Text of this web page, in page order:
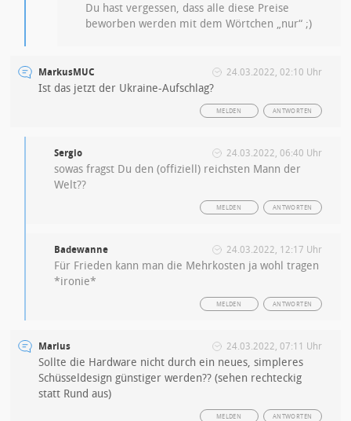
Du hast vergessen, dass alle diese Preise
beworben werden mit dem Wörtchen „nur“ ;)
MarkusMUC 24.03.2022, 02:10 Uhr
Ist das jetzt der Ukraine-Aufschlag?
ANTWORTEN
MELDEN
Sergio 24.03.2022, 06:40 Uhr
sowas fragst Du den (offiziell) reichsten Mann der
Welt??
ANTWORTEN
MELDEN
Badewanne 24.03.2022, 12:17 Uhr
Für Frieden kann man die Mehrkosten ja wohl tragen
*ironie*
ANTWORTEN
MELDEN
Marius 24.03.2022, 07:11 Uhr
Sollte die Hardware nicht durch ein neues, simpleres
Schüsseldesign günstiger werden?? (sehen rechteckig
statt Rund aus)
ANTWORTEN
MELDEN